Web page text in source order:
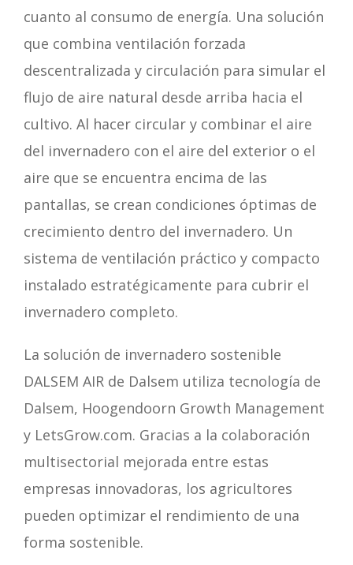
cuanto al consumo de energía. Una solución
que combina ventilación forzada
descentralizada y circulación para simular el
flujo de aire natural desde arriba hacia el
cultivo. Al hacer circular y combinar el aire
del invernadero con el aire del exterior o el
aire que se encuentra encima de las
pantallas, se crean condiciones óptimas de
crecimiento dentro del invernadero. Un
sistema de ventilación práctico y compacto
instalado estratégicamente para cubrir el
invernadero completo.
La solución de invernadero sostenible
DALSEM AIR de Dalsem utiliza tecnología de
Dalsem, Hoogendoorn Growth Management
y LetsGrow.com. Gracias a la colaboración
multisectorial mejorada entre estas
empresas innovadoras, los agricultores
pueden optimizar el rendimiento de una
forma sostenible.